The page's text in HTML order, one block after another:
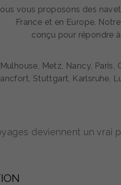
vous proposons des
France et en Europe.
conçu pour répondre
Metz, Nancy, Paris,
Stuttgart, Karlsruhe,
deviennent un vrai